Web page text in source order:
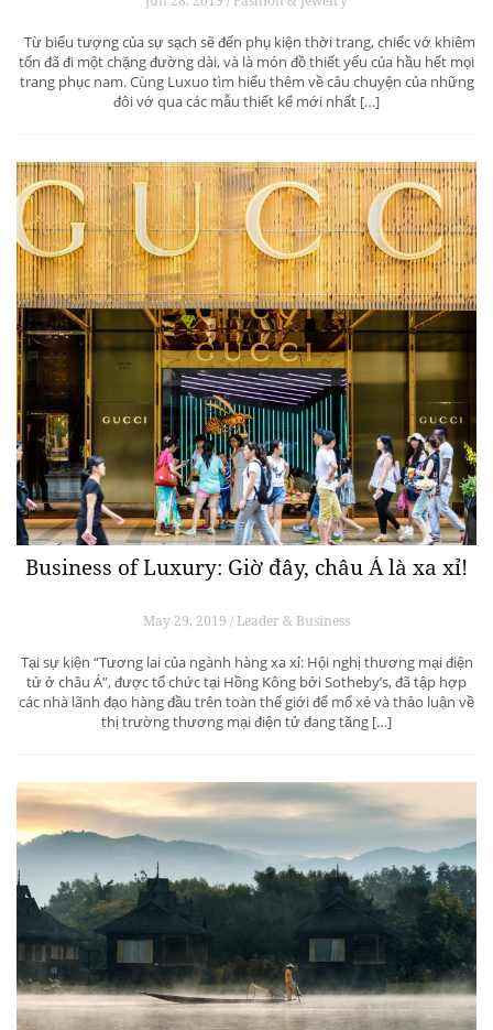
Từ biểu tượng của sự sạch sẽ đến phụ kiện thời trang, chiếc vớ khiêm
tốn đã đi một chặng đường dài, và là món đồ thiết yếu của hầu hết mọi
trang phục nam. Cùng Luxuo tìm hiểu thêm về câu chuyện của những
đôi vớ qua các mẫu thiết kế mới nhất […]
Business of Luxury: Giờ đây, châu Á là xa xỉ!
May 29, 2019 / Leader & Business
Tại sự kiện “Tương lai của ngành hàng xa xỉ: Hội nghị thương mại điện
tử ở châu Á”, được tổ chức tại Hồng Kông bởi Sotheby’s, đã tập hợp
các nhà lãnh đạo hàng đầu trên toàn thế giới để mổ xẻ và thảo luận về
thị trường thương mại điện tử đang tăng […]